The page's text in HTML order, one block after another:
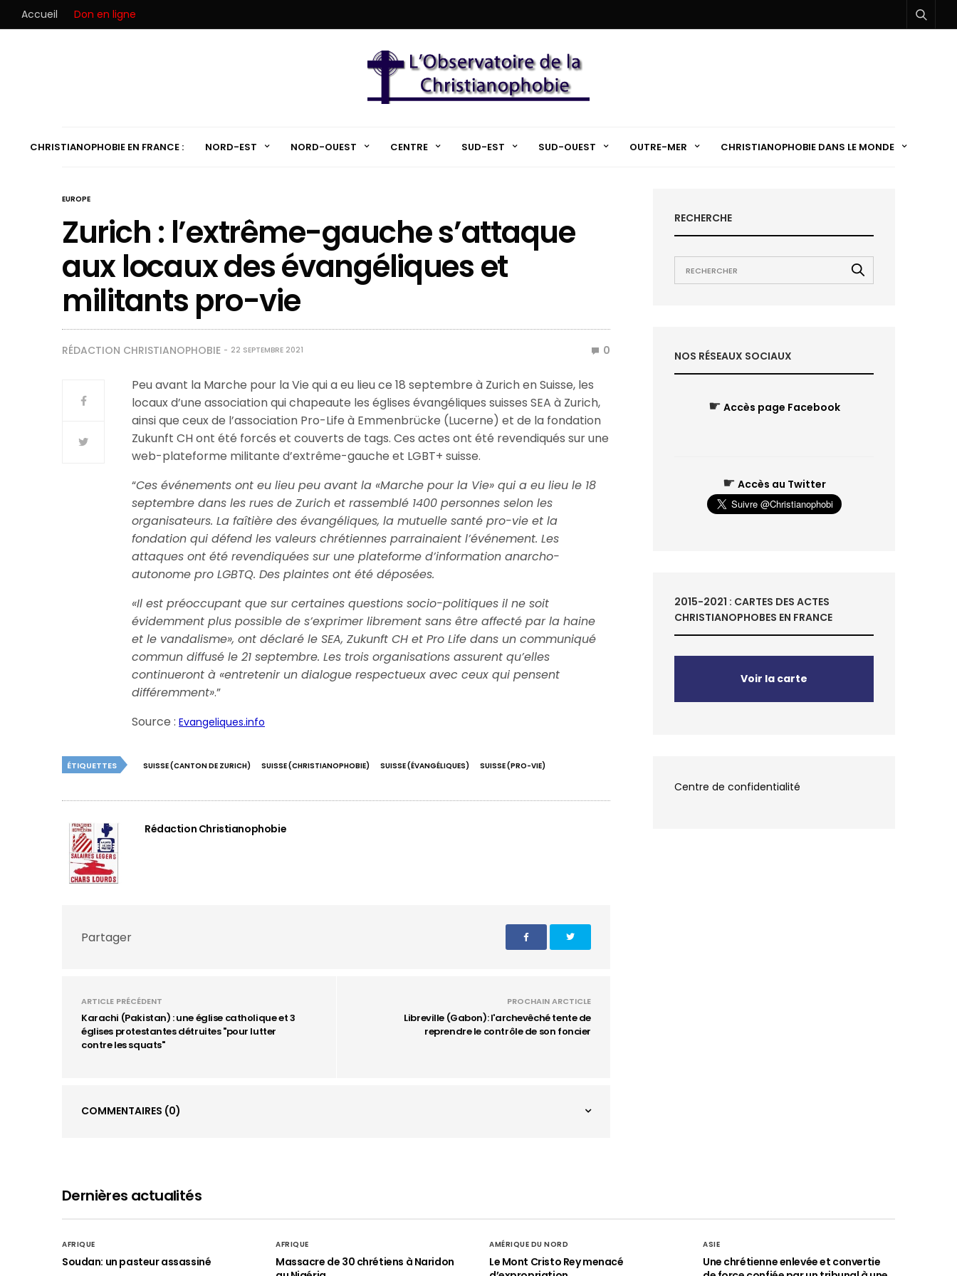
Accueil Don en ligne
CHRISTIANOPHOBIE EN FRANCE : NORD-EST NORD-OUEST CENTRE SUD-EST SUD-OUEST OUTRE-MER CHRISTIANOPHOBIE DANS LE MONDE
EUROPE
Zurich : l’extrême-gauche s’attaque
aux locaux des évangéliques et
militants pro-vie
RÉDACTION CHRISTIANOPHOBIE 22 SEPTEMBRE 2021 0
Peu avant la Marche pour la Vie qui a eu lieu ce 18 septembre à Zurich en Suisse, les
locaux d’une association qui chapeaute les églises évangéliques suisses SEA à Zurich,
ainsi que ceux de l’association Pro-Life à Emmenbrücke (Lucerne) et de la fondation
Zukunft CH ont été forcés et couverts de tags. Ces actes ont été revendiqués sur une
web-plateforme militante d’extrême-gauche et LGBT+ suisse.
“Ces événements ont eu lieu peu avant la «Marche pour la Vie» qui a eu lieu le 18
septembre dans les rues de Zurich et rassemblé 1400 personnes selon les
organisateurs. La faîtière des évangéliques, la mutuelle santé pro-vie et la
fondation qui défend les valeurs chrétiennes parrainaient l’événement. Les
attaques ont été revendiquées sur une plateforme d’information anarcho-
autonome pro LGBTQ. Des plaintes ont été déposées.
«Il est préoccupant que sur certaines questions socio-politiques il ne soit
évidemment plus possible de s’exprimer librement sans être affecté par la haine
et le vandalisme», ont déclaré le SEA, Zukunft CH et Pro Life dans un communiqué
commun diffusé le 21 septembre. Les trois organisations assurent qu’elles
continueront à «entretenir un dialogue respectueux avec ceux qui pensent
différemment».”
Source :Evangeliques.info
ÉTIQUETTES SUISSE (CANTON DE ZURICH) SUISSE (CHRISTIANOPHOBIE) SUISSE (ÉVANGÉLIQUES) SUISSE (PRO-VIE)
Rédaction Christianophobie
Partager
ARTICLE PRÉCÉDENT
Karachi (Pakistan) : une église catholique et 3
églises protestantes détruites "pour lutter
contre les squats"
PROCHAIN ARCTICLE
Libreville (Gabon): l'archevêché tente de
reprendre le contrôle de son foncier
COMMENTAIRES (0)
RECHERCHE
NOS RÉSEAUX SOCIAUX
☛ Accès page Facebook
☛ Accès au Twitter
2015-2021 : CARTES DES ACTES
CHRISTIANOPHOBES EN FRANCE
Voir la carte
Centre de confidentialité
Dernières actualités
AFRIQUE
Soudan: un pasteur assassiné
AFRIQUE
Massacre de 30 chrétiens à Naridon
AMÉRIQUE DU NORD
Le Mont Cristo Rey menacé
ASIE
Une chrétienne enlevée et convertie